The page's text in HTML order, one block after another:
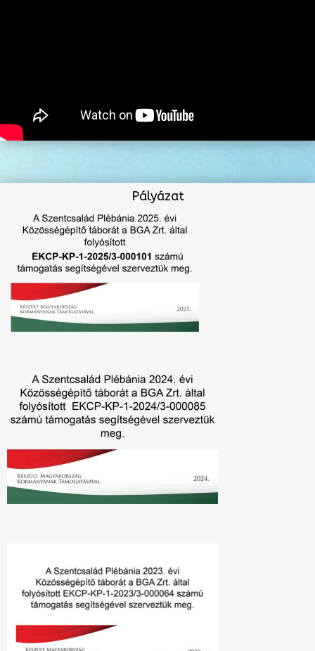
Pályázat